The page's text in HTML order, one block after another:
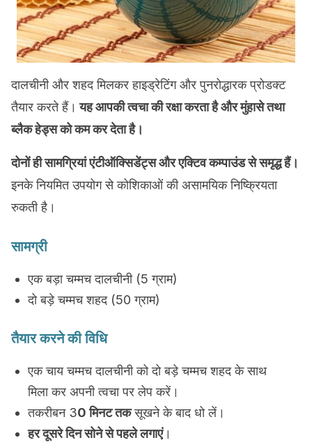
दालचीनी और शहद मिलकर हाइड्रेटिंग और पुनरोद्धारक प्रोडक्ट
तैयार करते हैं। यह आपकी त्वचा की रक्षा करता है और मुंहासे तथा
ब्लैक हेड्स को कम कर देता है।
दोनों ही सामग्रियां एंटीऑक्सिडेंट्स और एक्टिव कम्पाउंड से समृद्ध हैं।
इनके नियमित उपयोग से कोशिकाओं की असामयिक निष्क्रियता
रुकती है।
सामग्री
एक बड़ा चम्मच दालचीनी (5 ग्राम)
दो बड़े चम्मच शहद (50 ग्राम)
तैयार करने की विधि
एक चाय चम्मच दालचीनी को दो बड़े चम्मच शहद के साथ
मिला कर अपनी त्वचा पर लेप करें।
तकरीबन 30 मिनट तकसूखने के बाद धो लें।
हर दूसरे दिन सोने से पहले लगाएं।